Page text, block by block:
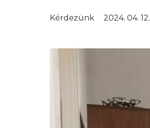
Kérdezünk 2024. 04. 12.